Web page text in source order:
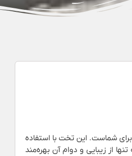
شماست. این تخت با استفاده
از زیبایی و دوام آن بهره‌مند